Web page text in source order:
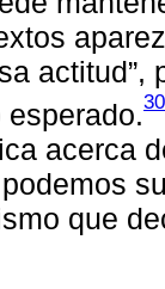
30
acerca
que